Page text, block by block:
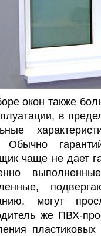
окон также
в
Обычно
чаще не дает
могут
же ПВХ-